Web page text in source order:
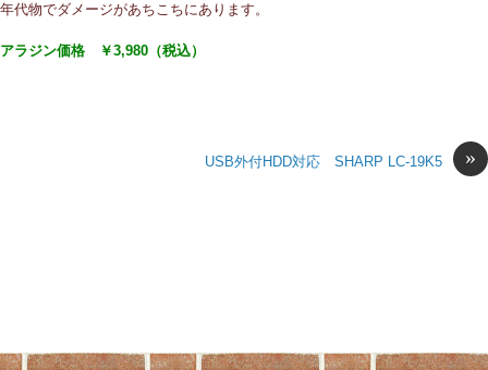
年代物でダメージがあちこちにあります。
アラジン価格 ￥3,980（税込）
»
USB外付HDD対応 SHARP LC-19K5